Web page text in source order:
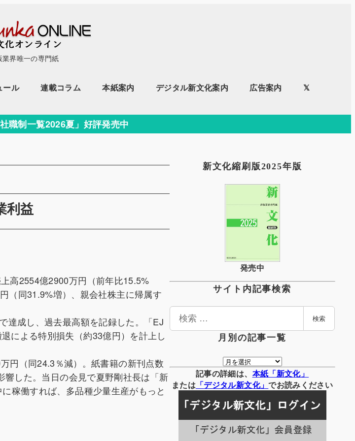
業界唯一の専門紙
ール 連載コラム 本紙案内 デジタル新文化案内 広告案内 𝕏
職制一覧2026夏」好評発売中
利益
高2554億2900万円（前年比15.5%
（同31.9%増）、親会社株主に帰属す
達成し、過去最高額を記録した。「EJ
による特別損失（約33億円）を計上し
円（同24.3％減）。紙書籍の新刊点数
した。当日の会見で夏野剛社長は「新
稼働すれば、多品種少量生産がもっと
新文化縮刷版2025年版
発売中
サイト内記事検索
検
検索
月別の記事一覧
月
別
の
事
一
覧
記事の詳細は、 本紙「新文化」
または 「デジタル新文化」でお読みください